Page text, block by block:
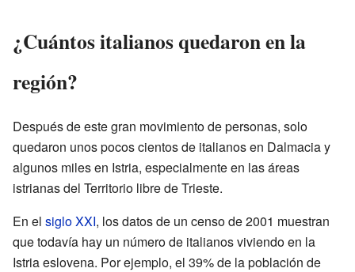
¿Cuántos italianos quedaron en la
región?
Después de este gran movimiento de personas, solo
quedaron unos pocos cientos de italianos en Dalmacia y
algunos miles en Istria, especialmente en las áreas
istrianas del Territorio libre de Trieste.
En el siglo XXI, los datos de un censo de 2001 muestran
que todavía hay un número de italianos viviendo en la
Istria eslovena. Por ejemplo, el 39% de la población de